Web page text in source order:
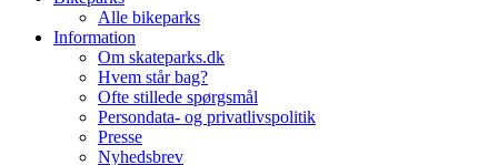
Alle bikeparks
Information
Om skateparks.dk
Hvem står bag?
Ofte stillede spørgsmål
Persondata- og privatlivspolitik
Presse
Nyhedsbrev